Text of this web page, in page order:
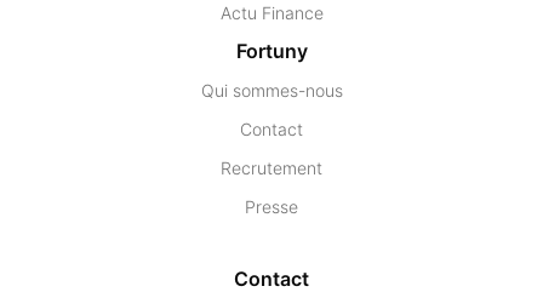
Actu Finance
Fortuny
Qui sommes-nous
Contact
Recrutement
Presse
Contact